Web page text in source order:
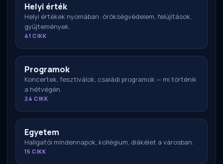
Helyi érték
Helyi értékek nyomában: örökségvédelem, felújítások,
gyűjtemények.
41 CIKK
Programok
Koncertek, fesztiválok, családi programok — mi történik
a hétvégén.
24 CIKK
Egyetem
Hallgatói mindennapok, kollégium, diákélet a városban.
15 CIKK